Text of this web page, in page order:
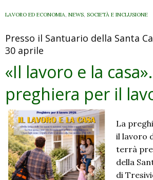
LAVORO ED ECONOMIA, NEWS, SOCIETÀ E INCLUSIONE
Presso il Santuario della Santa
30 aprile
«Il lavoro e la
preghiera per il
La
il lavoro
terrà
della
di